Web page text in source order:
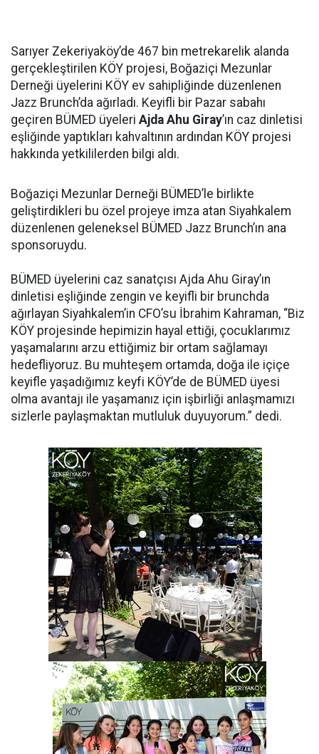
Sarıyer Zekeriyaköy’de 467 bin metrekarelik alanda
gerçekleştirilen KÖY projesi, Boğaziçi Mezunlar
Derneği üyelerini KÖY ev sahipliğinde düzenlenen
Jazz Brunch’da ağırladı. Keyifli bir Pazar sabahı
geçiren BÜMED üyeleri Ajda Ahu Giray’ın caz dinletisi
eşliğinde yaptıkları kahvaltının ardından KÖY projesi
hakkında yetkililerden bilgi aldı.
Boğaziçi Mezunlar Derneği BÜMED’le birlikte
geliştirdikleri bu özel projeye imza atan Siyahkalem
düzenlenen geleneksel BÜMED Jazz Brunch’ın ana
sponsoruydu.
BÜMED üyelerini caz sanatçısı Ajda Ahu Giray’ın
dinletisi eşliğinde zengin ve keyifli bir brunchda
ağırlayan Siyahkalem’in CFO’su İbrahim Kahraman, “Biz
KÖY projesinde hepimizin hayal ettiği, çocuklarımız
yaşamalarını arzu ettiğimiz bir ortam sağlamayı
hedefliyoruz. Bu muhteşem ortamda, doğa ile içiçe
keyifle yaşadığımız keyfi KÖY’de de BÜMED üyesi
olma avantajı ile yaşamanız için işbirliği anlaşmamızı
sizlerle paylaşmaktan mutluluk duyuyorum.” dedi.